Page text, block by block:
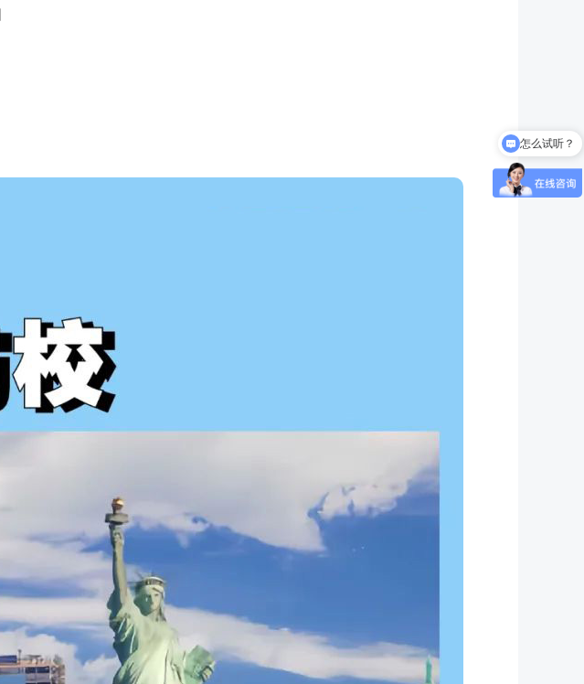
怎么试听？